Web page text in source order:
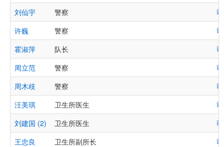
刘仙宇
警察
许巍
警察
霍淑萍
队长
周立范
警察
周木歧
警察
汪美琪
卫生所医生
刘建国 (2)
卫生所医生
王忠良
卫生所副所长